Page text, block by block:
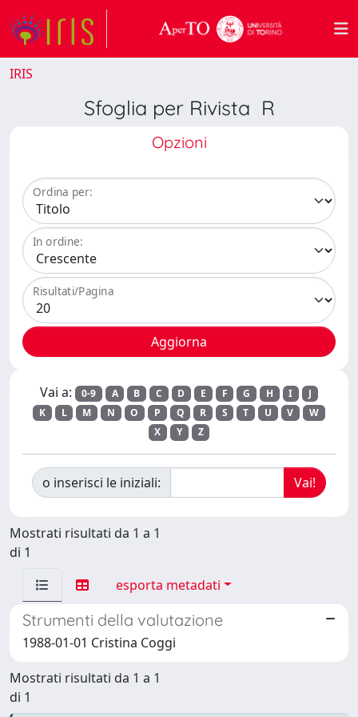
IRIS
Sfoglia per Rivista R
Opzioni
Ordina per:
In ordine:
Risultati/Pagina
Vai a: 0-9 A B C D E F G H I
J
K
L M N O P Q R S T U V
W
X
Y Z
o inserisci le iniziali:
Mostrati risultati da 1 a 1
di 1
esporta metadati
Strumenti della valutazione
1988-01-01 Cristina Coggi
Mostrati risultati da 1 a 1
di 1